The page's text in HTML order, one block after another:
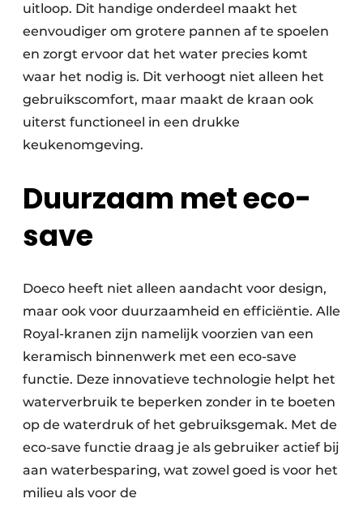
uitloop. Dit handige onderdeel maakt het
eenvoudiger om grotere pannen af te spoelen
en zorgt ervoor dat het water precies komt
waar het nodig is. Dit verhoogt niet alleen het
gebruikscomfort, maar maakt de kraan ook
uiterst functioneel in een drukke
keukenomgeving.
Duurzaam met eco-
save
Doeco heeft niet alleen aandacht voor design,
maar ook voor duurzaamheid en efficiëntie. Alle
Royal-kranen zijn namelijk voorzien van een
keramisch binnenwerk met een eco-save
functie. Deze innovatieve technologie helpt het
waterverbruik te beperken zonder in te boeten
op de waterdruk of het gebruiksgemak. Met de
eco-save functie draag je als gebruiker actief bij
aan waterbesparing, wat zowel goed is voor het
milieu als voor de